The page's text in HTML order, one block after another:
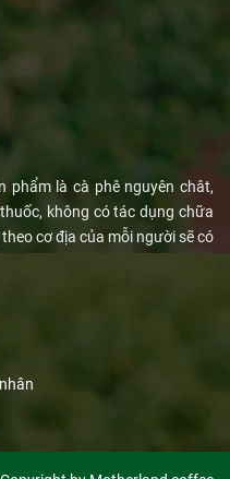
phẩm là cà phê nguyên chât,
không có tác dụng chữa
cơ địa của mỗi người sẽ có